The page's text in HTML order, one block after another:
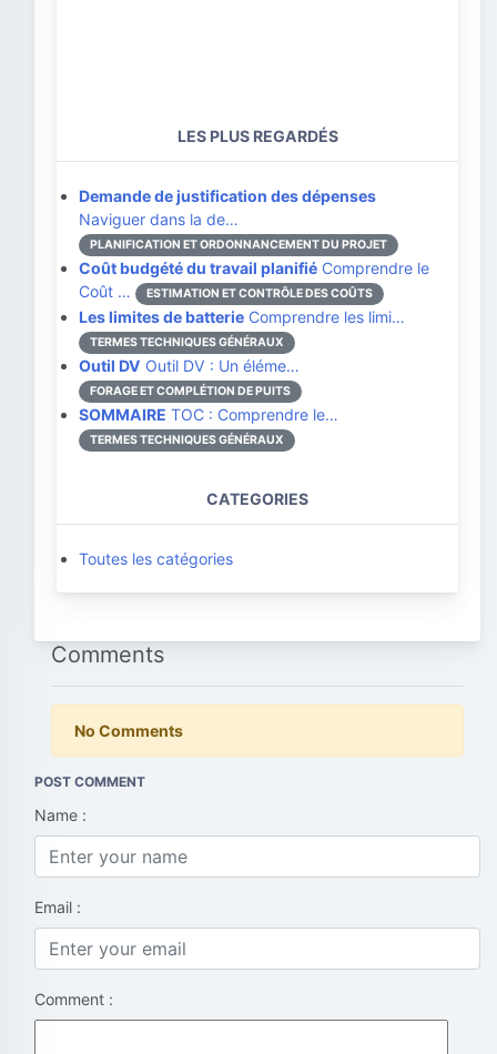
LES PLUS REGARDÉS
Demande de justification des dépenses
Naviguer dans la de…
PLANIFICATION ET ORDONNANCEMENT DU PROJET
Coût budgété du travail planifié Comprendre le
Coût …
ESTIMATION ET CONTRÔLE DES COÛTS
Les limites de batterie Comprendre les limi…
TERMES TECHNIQUES GÉNÉRAUX
Outil DV Outil DV : Un éléme…
FORAGE ET COMPLÉTION DE PUITS
SOMMAIRE TOC : Comprendre le…
TERMES TECHNIQUES GÉNÉRAUX
CATEGORIES
Toutes les catégories
Comments
No Comments
POST COMMENT
Name :
Email :
Comment :